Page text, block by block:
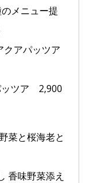
メニュー提
アパッツア
ア 2,900
と桜海老と
味野菜添え